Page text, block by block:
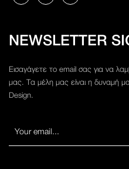
NEWSLETTER
Εισαγάγετε το email σας για να
μας. Τα μέλη μας είναι η δυναμή
Design.